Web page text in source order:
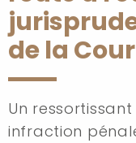
de la
Un
infraction